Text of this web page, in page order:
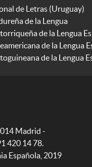
de Letras (Uruguay)
de la Lengua
de la Lengua
de la Lengua
de la Lengua
Madrid -
420 14 78.
Española, 2019